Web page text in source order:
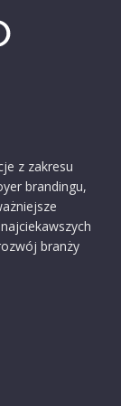
z zakresu
brandingu,
branży